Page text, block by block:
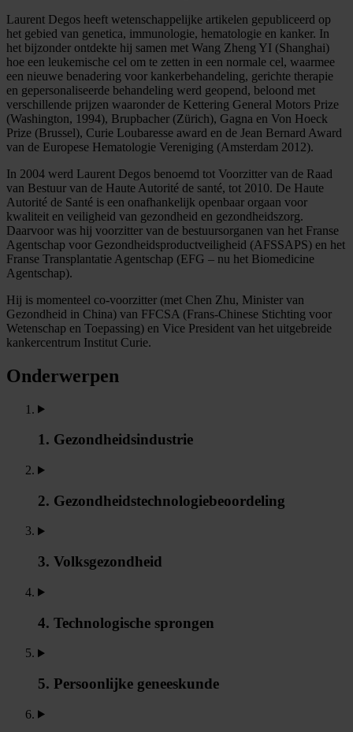
Laurent Degos heeft wetenschappelijke artikelen gepubliceerd op
het gebied van genetica, immunologie, hematologie en kanker. In
het bijzonder ontdekte hij samen met Wang Zheng YI (Shanghai)
hoe een leukemische cel om te zetten in een normale cel, waarmee
een nieuwe benadering voor kankerbehandeling, gerichte therapie
en gepersonaliseerde behandeling werd geopend, beloond met
verschillende prijzen waaronder de Kettering General Motors Prize
(Washington, 1994), Brupbacher (Zürich), Gagna en Von Hoeck
Prize (Brussel), Curie Loubaresse award en de Jean Bernard Award
van de Europese Hematologie Vereniging (Amsterdam 2012).
In 2004 werd Laurent Degos benoemd tot Voorzitter van de Raad
van Bestuur van de Haute Autorité de santé, tot 2010. De Haute
Autorité de Santé is een onafhankelijk openbaar orgaan voor
kwaliteit en veiligheid van gezondheid en gezondheidszorg.
Daarvoor was hij voorzitter van de bestuursorganen van het Franse
Agentschap voor Gezondheidsproductveiligheid (AFSSAPS) en het
Franse Transplantatie Agentschap (EFG – nu het Biomedicine
Agentschap).
Hij is momenteel co-voorzitter (met Chen Zhu, Minister van
Gezondheid in China) van FFCSA (Frans-Chinese Stichting voor
Wetenschap en Toepassing) en Vice President van het uitgebreide
kankercentrum Institut Curie.
Onderwerpen
1. Gezondheidsindustrie
2. Gezondheidstechnologiebeoordeling
3. Volksgezondheid
4. Technologische sprongen
5. Persoonlijke geneeskunde